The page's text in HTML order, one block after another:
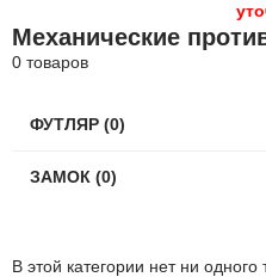
Механические
0 товаров
ФУТЛЯР (0)
ЗАМОК (0)
В этой категории нет ни одного